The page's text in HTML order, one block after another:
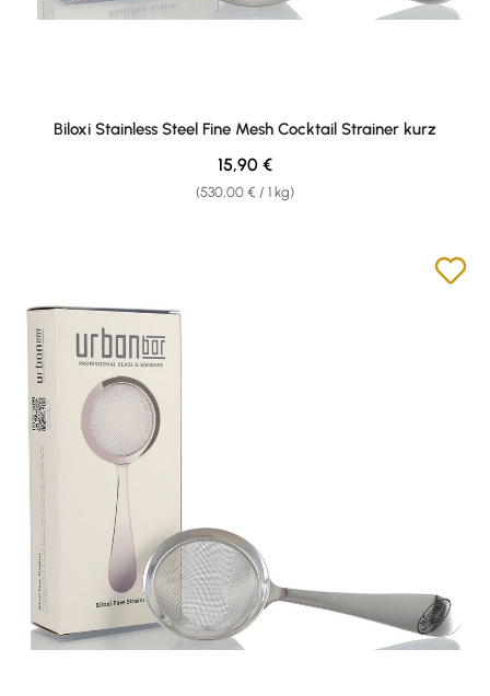
Biloxi Stainless Steel Fine Mesh Cocktail Strainer kurz
(530,00 € / 1 kg)
Regular price:
15,90 €